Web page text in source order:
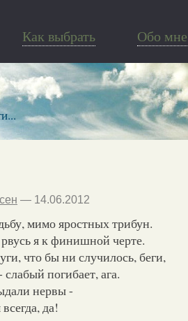
Как выбрать Обо мне
— 14.06.2012
мимо яростных трибун.
я к финишной черте.
что бы ни случилось, беги,
погибает, ага.
нервы -
да!